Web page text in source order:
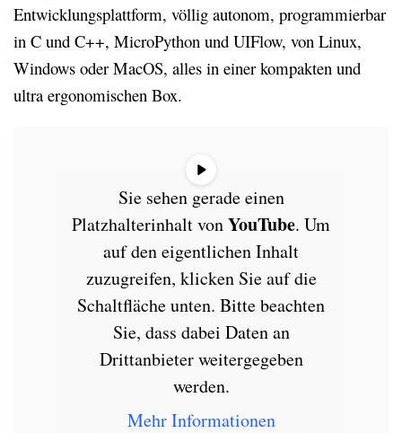
Entwicklungsplattform, völlig autonom, programmierbar
in C und C++, MicroPython und UIFlow, von Linux,
Windows oder MacOS, alles in einer kompakten und
ultra ergonomischen Box.
Sie sehen gerade einen
Platzhalterinhalt vonYouTube. Um
auf den eigentlichen Inhalt
zuzugreifen, klicken Sie auf die
Schaltfläche unten. Bitte beachten
Sie, dass dabei Daten an
Drittanbieter weitergegeben
werden.
Mehr Informationen